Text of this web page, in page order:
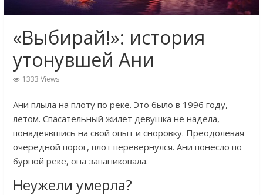
«Выбирай!»: история
утонувшей Ани
1333 Views
Ани плыла на плоту по реке. Это было в 1996 году,
летом. Спасательный жилет девушка не надела,
понадеявшись на свой опыт и сноровку. Преодолевая
очередной порог, плот перевернулся. Ани понесло по
бурной реке, она запаниковала.
Неужели умерла?